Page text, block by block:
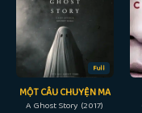
Full
MỘT CÂU CHUYỆN MA
A Ghost Story (2017)